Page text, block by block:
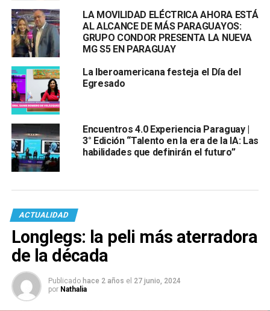
LA MOVILIDAD ELÉCTRICA AHORA ESTÁ
AL ALCANCE DE MÁS PARAGUAYOS:
GRUPO CONDOR PRESENTA LA NUEVA
MG S5 EN PARAGUAY
La Iberoamericana festeja el Día del
Egresado
Encuentros 4.0 Experiencia Paraguay |
3° Edición “Talento en la era de la IA: Las
habilidades que definirán el futuro”
ACTUALIDAD
Longlegs: la peli más aterradora
de la década
Publicado hace 2 años el 27 junio, 2024
por Nathalia